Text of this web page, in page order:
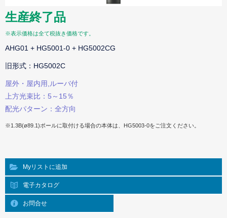
生産終了品
※表示価格は全て税抜き価格です。
AHG01 + HG5001-0 + HG5002CG
旧形式：HG5002C
屋外・屋内用,ルーバ付
上方光束比：5～15％
配光パターン：全方向
※1.3B(ø89.1)ポールに取付ける場合の本体は、HG5003-0をご注文ください。
Myリストに追加
電子カタログ
お問合せ